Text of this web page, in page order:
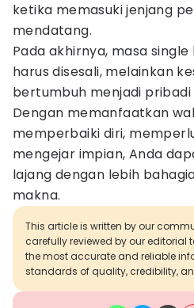
ketika memasuki jenjang
mendatang.
Pada akhirnya, masa
harus disesali, melainkan
bertumbuh menjadi
Dengan memanfaatkan
memperbaiki diri,
mengejar impian, Anda
lajang dengan lebih
makna.
This article is written by our
carefully reviewed by our editorial
the most accurate and reliable
standards of quality, credibility,